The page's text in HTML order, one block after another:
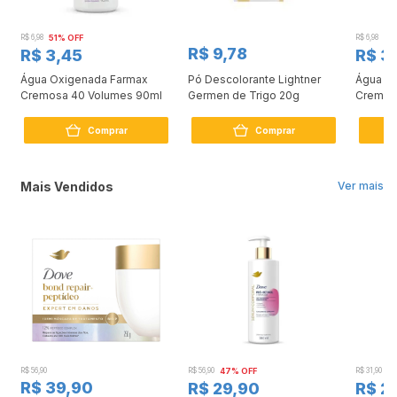
R$ 6,98 51% OFF
R$ 3,45
Água Oxigenada Farmax
Cremosa 40 Volumes 90ml
Comprar
R$ 9,78
Pó Descolorante Lightner
Germen de Trigo 20g
Comprar
R$ 6,98
R$
Água
Ver mais
Mais Vendidos
R$ 56,90
R$ 39,90
R$ 56,90 47% OFF
R$ 29,90
R$ 31,90
R$